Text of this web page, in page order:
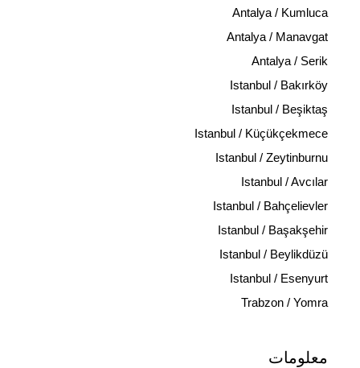
Antalya / Kumluca
Antalya / Manavgat
Antalya / Serik
Istanbul / Bakırköy
Istanbul / Beşiktaş
Istanbul / Küçükçekmece
Istanbul / Zeytinburnu
Istanbul / Avcılar
Istanbul / Bahçelievler
Istanbul / Başakşehir
Istanbul / Beylikdüzü
Istanbul / Esenyurt
Trabzon / Yomra
معلومات